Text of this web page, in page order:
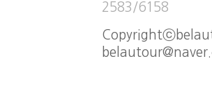
2583/6158